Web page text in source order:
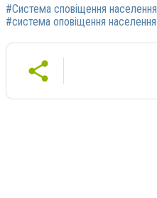
#Система сповіщення населення
#система оповіщення населення